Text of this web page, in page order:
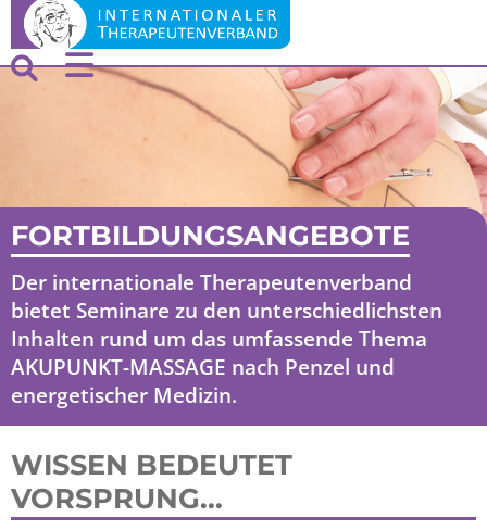
FORTBILDUNGSANGEBOTE
Der internationale Therapeutenverband
bietet Seminare zu den unterschiedlichsten
Inhalten rund um das umfassende Thema
AKUPUNKT-MASSAGE nach Penzel und
energetischer Medizin.
WISSEN BEDEUTET
VORSPRUNG...